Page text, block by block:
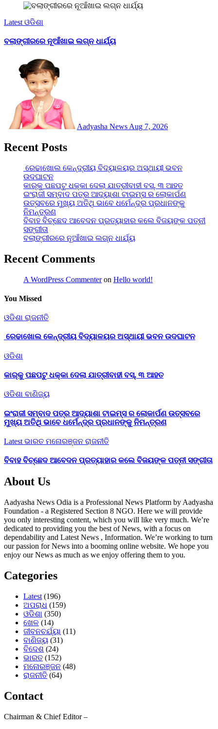
Latest ଓଡିଶା
ବଲାଙ୍ଗୀରରେ ନୂଆଁଖାଇ ଲଗ୍ନ ଧାର୍ଯ୍ୟ
Aadyasha News Aug 7, 2026
Recent Posts
ରେଢାଖୋଲ କେନ୍ଦ୍ରୀୟ ବିଦ୍ୟାଳୟର ଅସ୍ଥାୟୀ ଭବନ
ଉଦଘାଟନ
କାର୍‌କୁ ପଛପଟୁ ଧକ୍କା ଦେଲା ଯାତ୍ରୀବାହୀ ବସ୍‌, ୩ ଆହତ
ଇଂରାଜୀ ସମ୍ବାଦ ପତ୍ର ଆଦ୍ୟାଶା ଟାଇମ୍ସ ର ଲୋକାର୍ପଣ
ଉତ୍ସବରେ ମୁଖ୍ୟ ଅତିଥି ଭାବେ ଧର୍ମେନ୍ଦ୍ର ପ୍ରଧାନଙ୍କୁ
ନିମନ୍ତ୍ରଣ
ବିବାହ ବିଚ୍ଛେଦ ଆବେଦନ ପ୍ରତ୍ୟାହାର କଲେ ବିଜୟଙ୍କ ପତ୍ନୀ
ସଙ୍ଗୀତା
ବଲାଙ୍ଗୀରରେ ନୂଆଁଖାଇ ଲଗ୍ନ ଧାର୍ଯ୍ୟ
Recent Comments
A WordPress Commenteron Hello world!
You Missed
ଓଡିଶା ରାଜନୀତି
ରେଢାଖୋଲ କେନ୍ଦ୍ରୀୟ ବିଦ୍ୟାଳୟର ଅସ୍ଥାୟୀ ଭବନ ଉଦଘାଟନ
ଓଡିଶା
କାର୍‌କୁ ପଛପଟୁ ଧକ୍କା ଦେଲା ଯାତ୍ରୀବାହୀ ବସ୍‌, ୩ ଆହତ
ଓଡିଶା ବାଣିଜ୍ୟ
ଇଂରାଜୀ ସମ୍ବାଦ ପତ୍ର ଆଦ୍ୟାଶା ଟାଇମ୍ସ ର ଲୋକାର୍ପଣ ଉତ୍ସବରେ
ମୁଖ୍ୟ ଅତିଥି ଭାବେ ଧର୍ମେନ୍ଦ୍ର ପ୍ରଧାନଙ୍କୁ ନିମନ୍ତ୍ରଣ
Latest ଭାରତ ମନୋରଞ୍ଜନ ରାଜନୀତି
ବିବାହ ବିଚ୍ଛେଦ ଆବେଦନ ପ୍ରତ୍ୟାହାର କଲେ ବିଜୟଙ୍କ ପତ୍ନୀ ସଙ୍ଗୀତା
About Us
Aadyasha News Odia is a Professional News Platform by Aadyasha
Foundation - a Registered Section 8 NGO. Here we will provide
you only interesting content, which you will like very much. We’re
dedicated to providing you the best of News, with a focus on
dependability and Latest News , Information. We’re working to turn
our passion for News into a booming online website. We hope you
enjoy our News as much as we enjoy offering them to you.
Categories
Latest (196)
ଅପରାଧ (159)
ଓଡିଶା (350)
ଖେଳ (14)
ଜୀବନଚର୍ଯ୍ୟା (11)
ବାଣିଜ୍ୟ (31)
ବିଦେଶ (24)
ଭାରତ (152)
ମନୋରଞ୍ଜନ (48)
ରାଜନୀତି (64)
Contact
Chairman & Chief Editor –